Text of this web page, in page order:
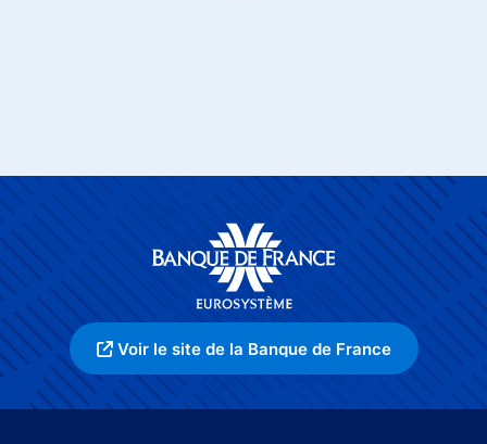
Voir le site de la Banque de France